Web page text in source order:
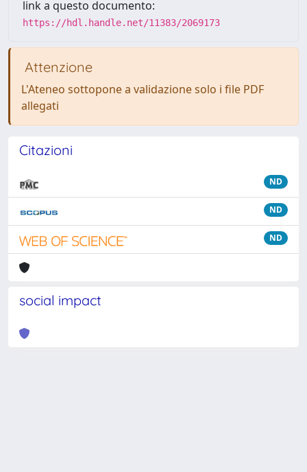
link a questo documento:
https://hdl.handle.net/11383/2069173
Attenzione
L'Ateneo sottopone a validazione solo i file PDF
allegati
Citazioni
ND
ND
ND
social impact